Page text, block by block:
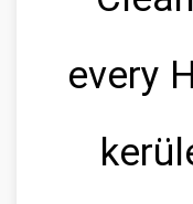
every